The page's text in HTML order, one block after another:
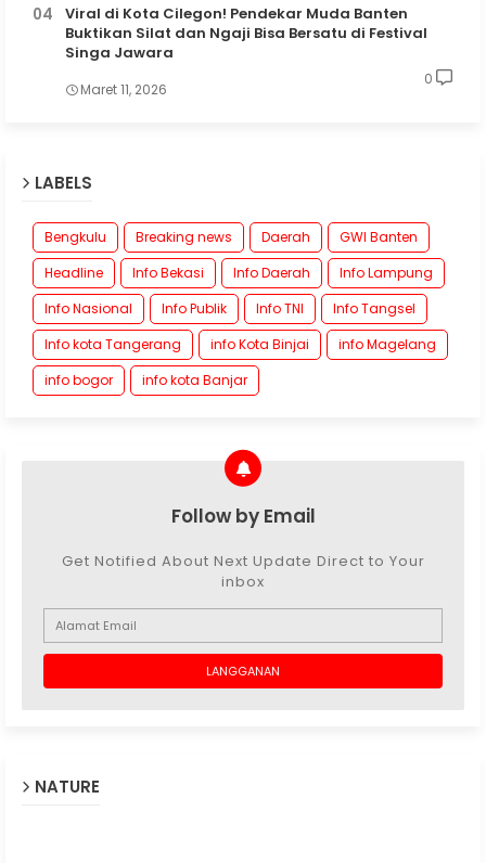
Viral di Kota Cilegon! Pendekar Muda Banten
Buktikan Silat dan Ngaji Bisa Bersatu di Festival
Singa Jawara
Maret 11, 2026
0
LABELS
Bengkulu Breaking news Daerah
GWI Banten
Headline
Info Bekasi Info Daerah
Info Lampung
Info Nasional
Info Publik Info TNI
Info Tangsel
Info kota Tangerang
info Kota Binjai
info Magelang
info bogor
info kota Banjar
Follow by Email
Get Notified About Next Update Direct to Your
inbox
NATURE